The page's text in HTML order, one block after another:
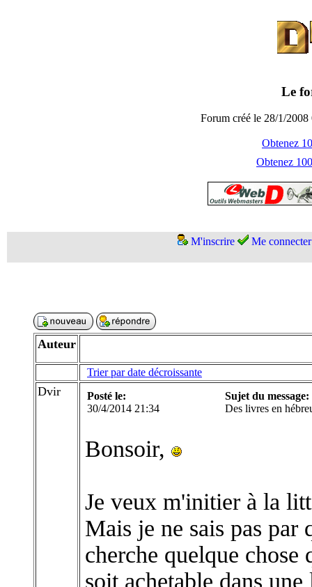
Le
Forum créé le 28/1/
Obtenez
Obtenez
M'inscrire Me connecter
Auteur
Trier par date décroissante
Dvir
Posté le:
30/4/2014 21:34
Sujet du message:
Des livres en
Bonsoir,
Je veux m'initier à la
Mais je ne sais pas par
cherche quelque
soit achetable dans